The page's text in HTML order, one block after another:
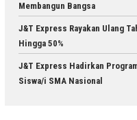
Membangun Bangsa
J&T Express Rayakan Ulang
Hingga 50%
J&T Express Hadirkan
Siswa/i SMA Nasional